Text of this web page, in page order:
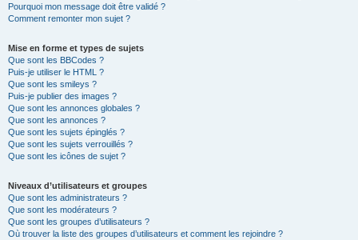
Pourquoi mon message doit être validé ?
Comment remonter mon sujet ?
Mise en forme et types de sujets
Que sont les BBCodes ?
Puis-je utiliser le HTML ?
Que sont les smileys ?
Puis-je publier des images ?
Que sont les annonces globales ?
Que sont les annonces ?
Que sont les sujets épinglés ?
Que sont les sujets verrouillés ?
Que sont les icônes de sujet ?
Niveaux d’utilisateurs et groupes
Que sont les administrateurs ?
Que sont les modérateurs ?
Que sont les groupes d’utilisateurs ?
Où trouver la liste des groupes d’utilisateurs et comment les rejoindre ?